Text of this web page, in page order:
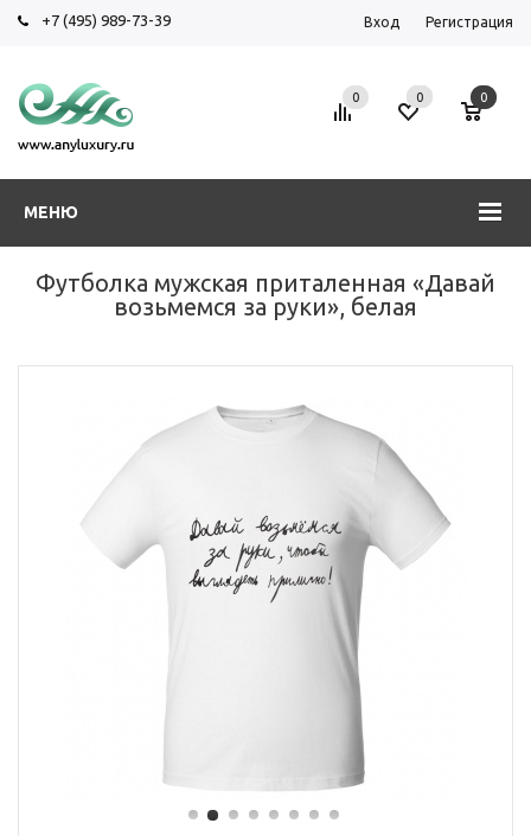
+7 (495) 989-73-39 Вход Регистрация
МЕНЮ
0 0 0
Футболка мужская приталенная «Давай
возьмемся за руки», белая